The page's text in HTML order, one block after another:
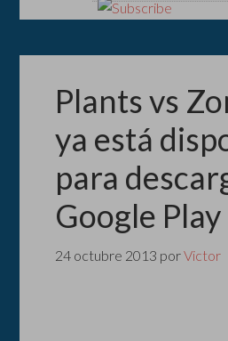
Plants vs
ya está
para
Google Play
24 octubre 2013 porVictor